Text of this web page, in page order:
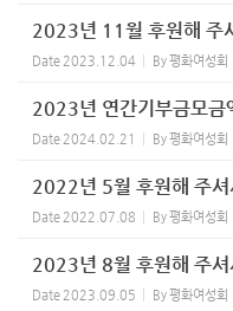
2023년 11월 후원해 주
Date 2023.12.04 By평화여성회
2023년 연간기부금모금
Date 2024.02.21 By평화여성회
2022년 5월 후원해 주셔
Date 2022.07.08 By평화여성회
2023년 8월 후원해 주셔
Date 2023.09.05 By평화여성회